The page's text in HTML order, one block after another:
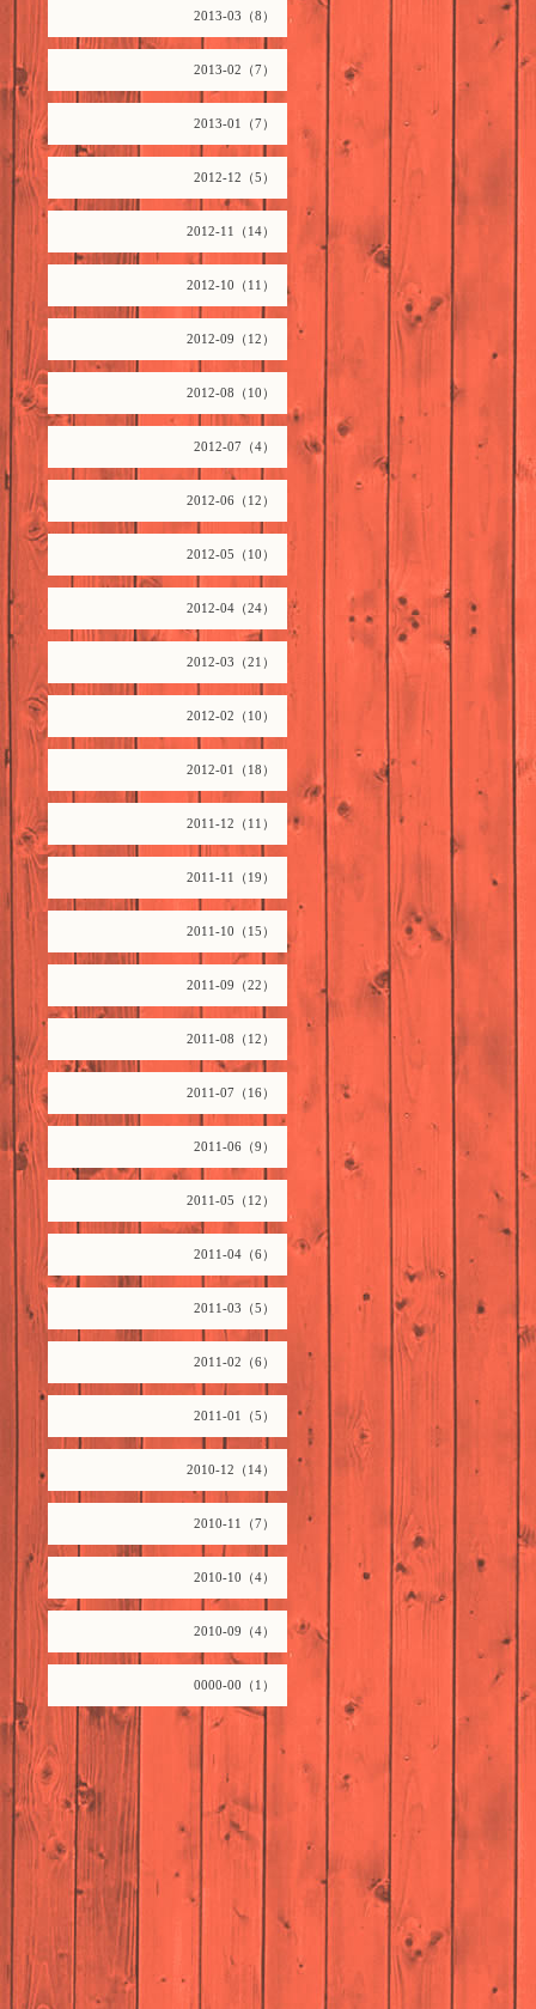
2013-03（8）
2013-02（7）
2013-01（7）
2012-12（5）
2012-11（14）
2012-10（11）
2012-09（12）
2012-08（10）
2012-07（4）
2012-06（12）
2012-05（10）
2012-04（24）
2012-03（21）
2012-02（10）
2012-01（18）
2011-12（11）
2011-11（19）
2011-10（15）
2011-09（22）
2011-08（12）
2011-07（16）
2011-06（9）
2011-05（12）
2011-04（6）
2011-03（5）
2011-02（6）
2011-01（5）
2010-12（14）
2010-11（7）
2010-10（4）
2010-09（4）
0000-00（1）